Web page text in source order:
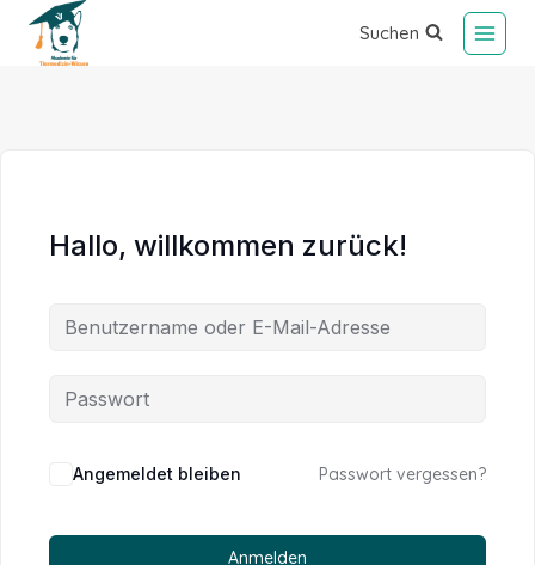
Suchen
Hallo, willkommen zurück!
Alternative:
Angemeldet bleiben Passwort vergessen?
Anmelden